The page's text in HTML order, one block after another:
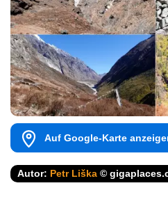
Auf Google-Karte
Autor: Petr Liška ©